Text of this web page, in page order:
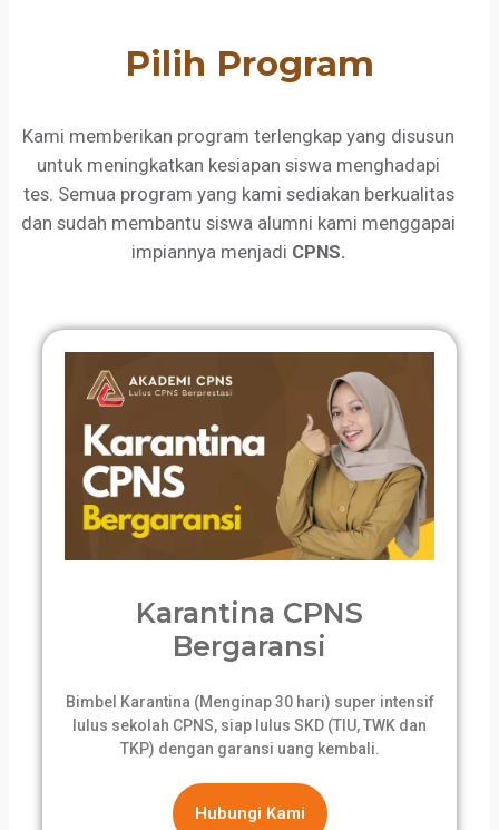
Pilih Program
Kami memberikan program terlengkap yang disusun
untuk meningkatkan kesiapan siswa menghadapi
tes. Semua program yang kami sediakan berkualitas
dan sudah membantu siswa alumni kami menggapai
impiannya menjadi CPNS.
Karantina CPNS
Bergaransi
Bimbel Karantina (Menginap 30 hari) super intensif
lulus sekolah CPNS, siap lulus SKD (TIU, TWK dan
TKP) dengan garansi uang kembali.
Hubungi Kami